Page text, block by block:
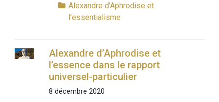
Alexandre d’Aphrodise et
l’essentialisme
Alexandre d’Aphrodise et
l’essence dans le rapport
universel-particulier
8 décembre 2020